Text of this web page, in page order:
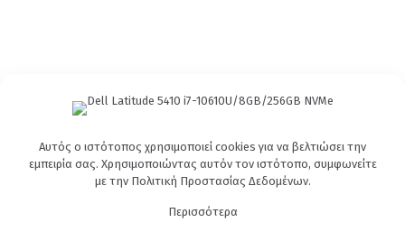
Αυτός ο ιστότοπος χρησιμοποιεί cookies για να βελτιώσει την
εμπειρία σας. Χρησιμοποιώντας αυτόν τον ιστότοπο, συμφωνείτε
με την Πολιτική Προστασίας Δεδομένων.
Περισσότερα